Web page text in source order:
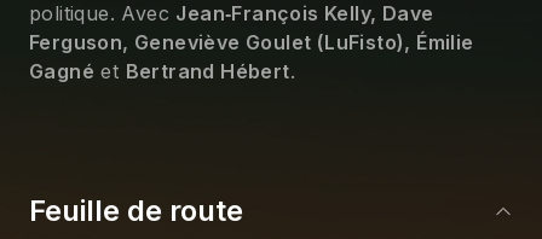
politique. Avec Jean‑François Kelly, Dave
Ferguson, Geneviève Goulet (LuFisto), Émilie
Gagné et Bertrand Hébert.
Feuille de route